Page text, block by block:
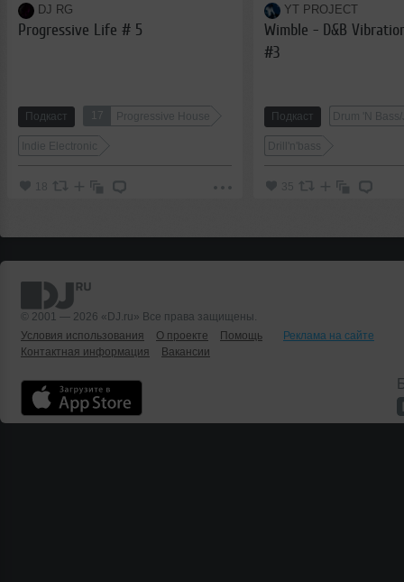
DJ RG
Progressive Life # 5
Подкаст 17 Progressive House
Indie Electronic
YT PROJECT
Wimble - D&B
#3
Подкаст Drum 'N
Drill'n'bass
35
© 2001 — 2026 «DJ.ru» Все права защищены.
Условия использования
О проекте Помощь
Реклама на сайте
Контактная информация
Вакансии